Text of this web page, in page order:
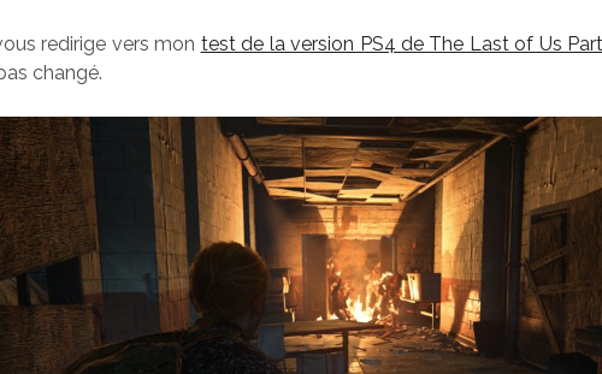
redirige vers mon test de la version PS4 de The Last of Us Part
changé.